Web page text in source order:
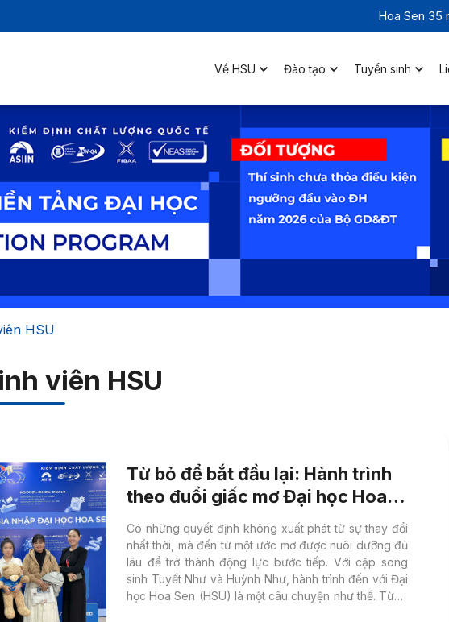
Hoa Sen 35
Về HSU Đào tạo Tuyển sinh
HSU
viên HSU
Từ bỏ để bắt đầu lại: Hành trình
theo đuổi giấc mơ Đại học Hoa
Sen của cặp song sinh đến từ
Cần Thơ
Có những quyết định không xuất phát từ sự thay đổi
nhất thời, mà đến từ một ước mơ được nuôi dưỡng đủ
lâu để trở thành động lực bước tiếp. Với cặp song
sinh Tuyết Như và Huỳnh Như, hành trình đến với Đại
học Hoa Sen (HSU) là một câu chuyện như thế. Từng